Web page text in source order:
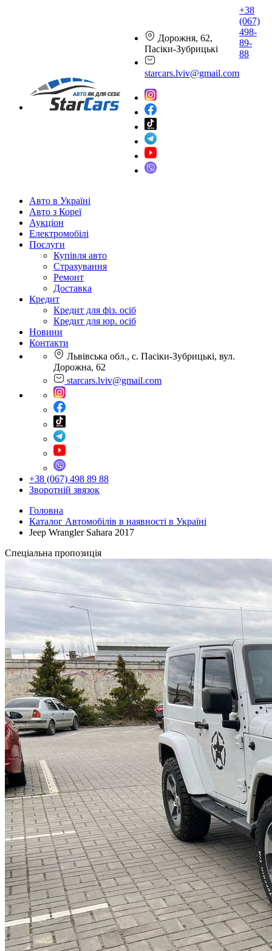
Дорожня, 62,
Пасіки-Зубрицькі
starcars.lviv@gmail.com
+38
(067)
498-
89-
88
Авто в Україні
Авто з Кореї
Аукціон
Електромобілі
Послуги
Купівля авто
Страхування
Ремонт
Доставка
Кредит
Кредит для фіз. осіб
Кредит для юр. осіб
Новини
Контакти
Львівська обл., с. Пасіки-Зубрицькі, вул.
Дорожна, 62
starcars.lviv@gmail.com
+38 (067) 498 89 88
Зворотній звязок
Головна
Каталог Автомобілів в наявності в Україні
Jeep Wrangler Sahara 2017
Спеціальна пропозиція